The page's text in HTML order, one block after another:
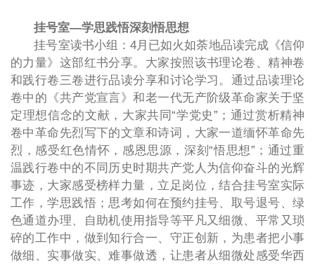
挂号室—学思践悟深刻悟思想
挂号室读书小组：4月已如火如荼地品读完成《信仰
的力量》这部红书分享。大家按照该书理论卷、精神卷
和践行卷三卷进行品读分享和讨论学习。通过品读理论
卷中的《共产党宣言》和老一代无产阶级革命家关于坚
定理想信念的文献，大家共同“学党史”；通过赏析精神
卷中革命先烈写下的文章和诗词，大家一道缅怀革命先
烈，感受红色情怀，感恩思源，深刻“悟思想”；通过重
温践行卷中的不同历史时期共产党人为信仰奋斗的光辉
事迹，大家感受榜样力量，立足岗位，结合挂号室实际
工作，学思践悟；思考如何在预约挂号、取号退号、绿
色通道办理、自助机使用指导等平凡又细微、平常又琐
碎的工作中，做到知行合一、守正创新，为患者把小事
做细、实事做实、难事做透，让患者从细微处感受华西